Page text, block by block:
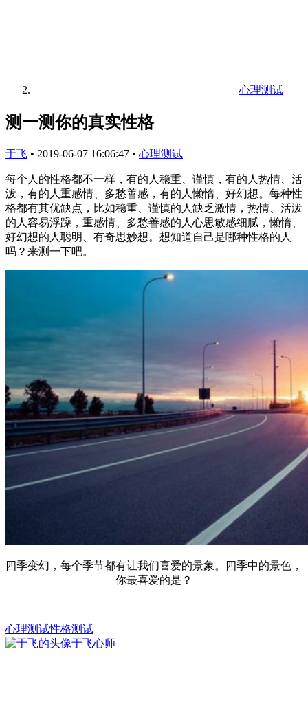
心理测试
测一测你的真实性格
于飞 • 2019-06-07 16:06:47 • 心理测试
每个人的性格都不一样，有的人稳重、谨慎，有的人热情、活
泼，有的人重感情、多愁善感，有的人懒惰、好幻想。每种性
格都有其优缺点，比如稳重、谨慎的人缺乏激情，热情、活泼
的人容易浮躁，重感情、多愁善感的人心思敏感细腻，懒惰、
好幻想的人聪明、有奇思妙想。想知道自己是哪种性格的人
吗？来测一下吧。
四季变幻，每个季节都有让我们喜爱的景象。四季中的景色，
你最喜爱的是？
心理测试性格测试
于飞心师